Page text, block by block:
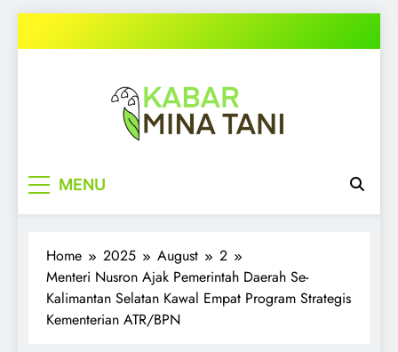
to
MENU
Home 2025 August
2
Menteri Nusron Ajak Pemerintah Daerah Se-
Kalimantan Selatan Kawal Empat Program Strategis
Kementerian ATR/BPN